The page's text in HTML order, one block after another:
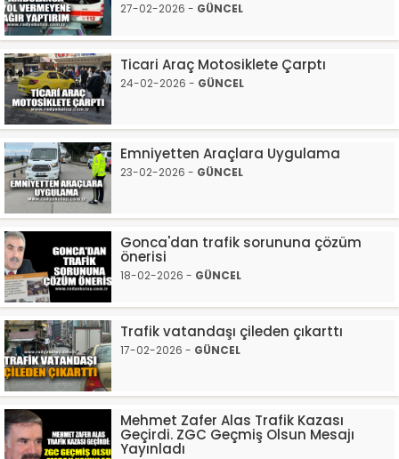
27-02-2026 - GÜNCEL
Ticari Araç Motosiklete Çarptı
24-02-2026 - GÜNCEL
Emniyetten Araçlara Uygulama
23-02-2026 - GÜNCEL
Gonca'dan trafik sorununa çözüm
önerisi
18-02-2026 - GÜNCEL
Trafik vatandaşı çileden çıkarttı
17-02-2026 - GÜNCEL
Mehmet Zafer Alas Trafik Kazası
Geçirdi. ZGC Geçmiş Olsun Mesajı
Yayınladı